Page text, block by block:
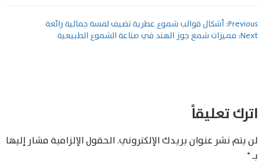
تصفّح
المقالات
Previous: أشكال قوالب شموع عطرية تضيف لمسة جمالية رائعة
Next: مميزات شمع جوز الهند في صناعة الشموع الطبيعية
اترك تعليقاً
لن يتم نشر عنوان بريدك الإلكتروني.الحقول الإلزامية مشار إليها
بـ*